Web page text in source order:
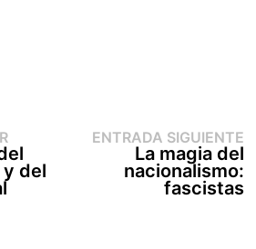
Entrada
anterior:
del
ENTRADA SIGUIENTE
La magia del
nacionalismo:
fascistas